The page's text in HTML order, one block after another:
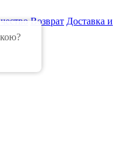
Возврат Доставка и